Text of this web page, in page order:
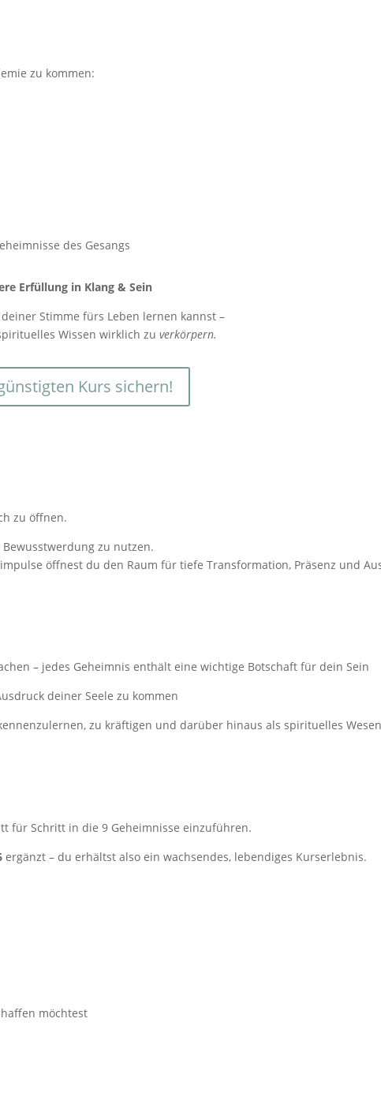
zu kommen:
des Gesangs
Erfüllung in Klang & Sein
Stimme fürs Leben lernen kannst –
Wissen wirklich zu verkörpern.
Kurs sichern!
zu öffnen.
zu nutzen.
öffnest du den Raum für tiefe Transformation, Präsenz und
– jedes Geheimnis enthält eine wichtige Botschaft für dein Sein
deiner Seele zu kommen
zu kräftigen und darüber hinaus als spirituelles
für Schritt in die 9 Geheimnisse einzuführen.
ergänzt – du erhältst also ein wachsendes, lebendiges Kurserlebnis.
möchtest